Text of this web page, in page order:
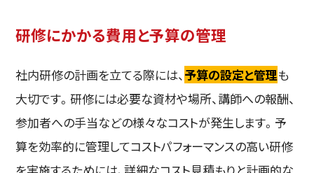
研修にかかる費用と予算の管理
社内研修の計画を立てる際には、予算の設定と管理も
大切です。研修には必要な資材や場所、講師への報酬、
参加者への手当などの様々なコストが発生します。予
算を効率的に管理してコストパフォーマンスの高い研修